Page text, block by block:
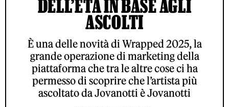
DELL’ETÀ IN BASE AGLI
ASCOLTI
È una delle novità di Wrapped 2025, la
grande operazione di marketing della
piattaforma che tra le altre cose ci ha
permesso di scoprire che l’artista più
ascoltato da Jovanotti è Jovanotti